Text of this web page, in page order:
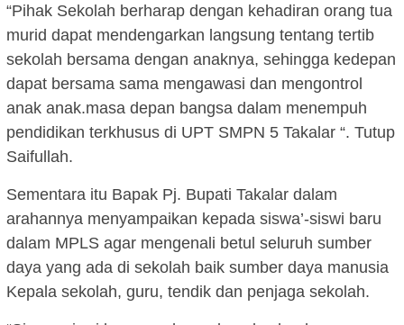
“Pihak Sekolah berharap dengan kehadiran orang tua
murid dapat mendengarkan langsung tentang tertib
sekolah bersama dengan anaknya, sehingga kedepan
dapat bersama sama mengawasi dan mengontrol
anak anak.masa depan bangsa dalam menempuh
pendidikan terkhusus di UPT SMPN 5 Takalar “. Tutup
Saifullah.
Sementara itu Bapak Pj. Bupati Takalar dalam
arahannya menyampaikan kepada siswa’-siswi baru
dalam MPLS agar mengenali betul seluruh sumber
daya yang ada di sekolah baik sumber daya manusia
Kepala sekolah, guru, tendik dan penjaga sekolah.